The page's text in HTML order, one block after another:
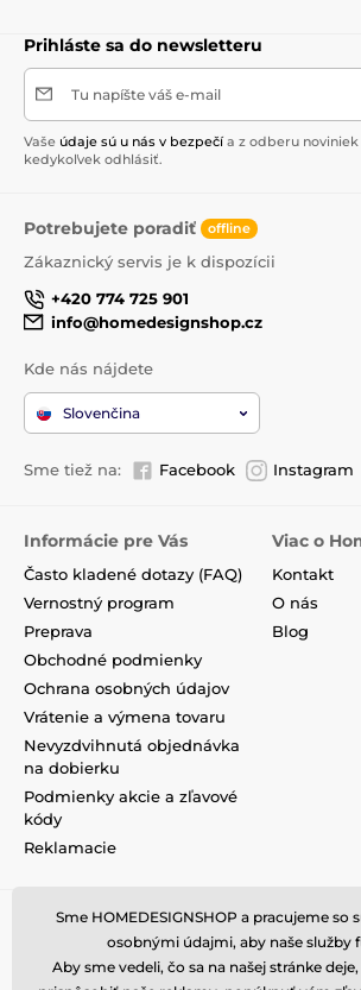
Prihláste sa do newsletteru
Tu napíšte váš e-mail
Vaše údaje sú u nás v bezpečí a z odberu
kedykoľvek odhlásiť.
Potrebujete poradiť offline
Zákaznický servis je k dispozícii
+420 774 725 901
info@homedesignshop.cz
Kde nás nájdete
Slovenčina
Sme tiež na: Facebook Instagram
Informácie pre Vás
Často kladené dotazy (FAQ)
Vernostný program
Preprava
Obchodné podmienky
Ochrana osobných údajov
Vrátenie a výmena tovaru
Nevyzdvihnutá objednávka
na dobierku
Podmienky akcie a zľavové
kódy
Reklamacie
Viac o
Kontakt
O nás
Blog
Sme HOMEDESIGNSHOP a pracujeme so
osobnými údajmi, aby naše služby
Aby sme vedeli, čo sa na našej stránke